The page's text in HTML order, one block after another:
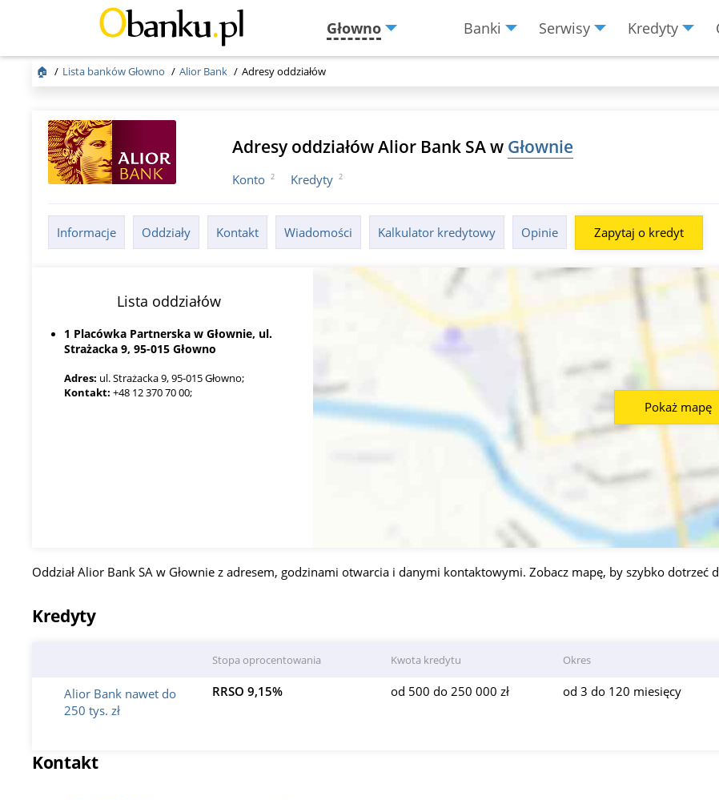
Głowno Banki Serwisy Kredyty
Menu
🏠 Lista banków Głowno Alior Bank Adresy oddziałów
Adresy oddziałów Alior Bank SA w Głownie
Konto 2 Kredyty 2
Informacje Oddziały Kontakt Wiadomości Kalkulator kredytowy Opinie Zapytaj o kredyt
Lista oddziałów
1 Placówka Partnerska w Głownie, ul.
Strażacka 9, 95-015 Głowno
Adres: ul. Strażacka 9, 95-015 Głowno;
Kontakt: +48 12 370 70 00;
Pokaż mapę
Oddział Alior Bank SA w Głownie z adresem, godzinami otwarcia i danymi kontaktowymi. Zobacz mapę, by szybko dotrzeć
Kredyty
Stopa oprocentowania Kwota kredytu Okres
Alior Bank nawet do
250 tys. zł
RRSO 9,15% od 500 do 250 000 zł od 3 do 120 miesięcy
Kontakt